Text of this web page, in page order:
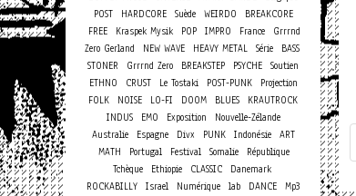
POST
HARDCORE Suède WEIRDO
BREAKCORE
FREE
Kraspek Mysik POP IMPRO France
Grrrnd
Zero Gerland
NEW WAVE HEAVY METAL Série
BASS
STONER
Grrrnd Zero BREAKSTEP PSYCHE Soutien
ETHNO
CRUST Le Tostaki POST-PUNK
Projection
FOLK
NOISE LO-FI DOOM BLUES
KRAUTROCK
INDUS
EMO Exposition
Nouvelle-Zélande
Australie
Espagne Divx PUNK Indonésie
ART
MATH
Portugal Festival Somalie
République
Tchèque
Ethiopie CLASSIC
Danemark
ROCKABILLY Israel Numérique lab DANCE Mp3